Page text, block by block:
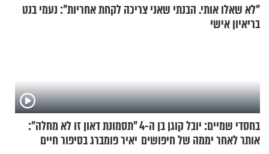
"לא שאלו אותי. הבנתי שאני צריכה לקחת אחריות": נעמי בנט
בריאיון אישי
בחסדי שמיים: יובל קוגן בן ה-4
אותר לאחר יממה של חיפושים
"תסמונת דאון זו לא מחלה":
יאיר פומברג בסיפור חיים